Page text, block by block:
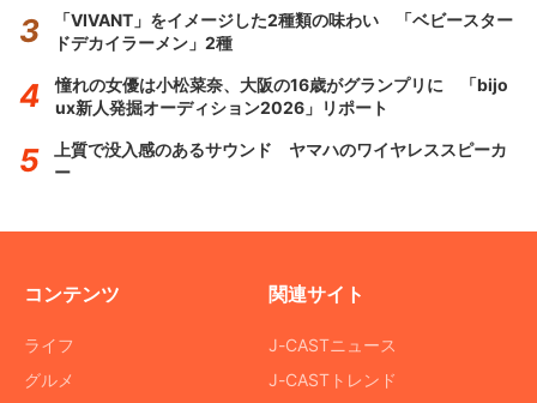
「VIVANT」をイメージした2種類の味わい 「ベビースター
ドデカイラーメン」2種
憧れの女優は小松菜奈、大阪の16歳がグランプリに 「bijo
ux新人発掘オーディション2026」リポート
上質で没入感のあるサウンド ヤマハのワイヤレススピーカ
ー
コンテンツ
ライフ
グルメ
関連サイト
J-CASTニュース
J-CASTトレンド